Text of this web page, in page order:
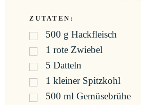
ZUTATEN:
500 g Hackfleisch
1 rote Zwiebel
5 Datteln
1 kleiner Spitzkohl
500 ml Gemüsebrühe